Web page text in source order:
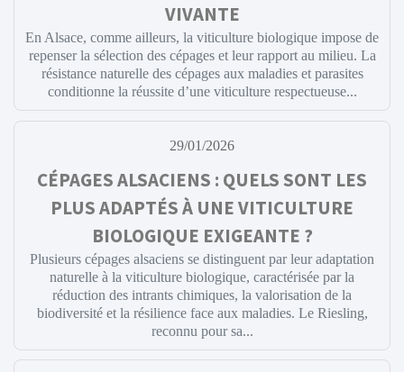
VIVANTE
En Alsace, comme ailleurs, la viticulture biologique impose de
repenser la sélection des cépages et leur rapport au milieu. La
résistance naturelle des cépages aux maladies et parasites
conditionne la réussite d’une viticulture respectueuse...
29/01/2026
CÉPAGES ALSACIENS : QUELS SONT LES
PLUS ADAPTÉS À UNE VITICULTURE
BIOLOGIQUE EXIGEANTE ?
Plusieurs cépages alsaciens se distinguent par leur adaptation
naturelle à la viticulture biologique, caractérisée par la
réduction des intrants chimiques, la valorisation de la
biodiversité et la résilience face aux maladies. Le Riesling,
reconnu pour sa...